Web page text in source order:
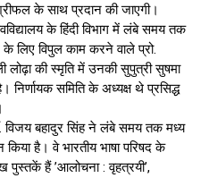
के साथ प्रदान की जाएगी।
के हिंदी विभाग में लंबे समय तक
लिए विपुल काम करने वाले प्रो.
लोढ़ा की स्मृति में उनकी सुपुत्री सुषमा
निर्णायक समिति के अध्यक्ष थे प्रसिद्ध
विजय बहादुर सिंह ने लंबे समय तक मध्य
है। वे भारतीय भाषा परिषद के
हैं ’आलोचना : वृहत्रयी’,